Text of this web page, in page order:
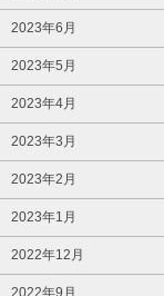
2023年6月
2023年5月
2023年4月
2023年3月
2023年2月
2023年1月
2022年12月
2022年9月